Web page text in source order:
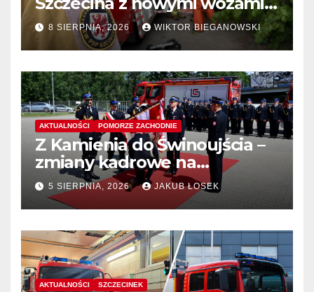
wyłoniono wykonawcę
8 SIERPNIA, 2026 WIKTOR BIEGANOWSKI
AKTUALNOŚCI POMORZE ZACHODNIE
Z Kamienia do Świnoujścia –
zmiany kadrowe na
stanowiskach komendantów
5 SIERPNIA, 2026 JAKUB ŁOSEK
AKTUALNOŚCI SZCZECINEK